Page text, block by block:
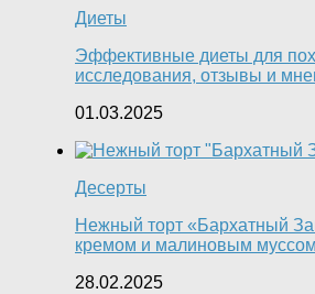
Диеты
Эффективные диеты для
исследования, отзывы и
01.03.2025
Десерты
Нежный торт «Бархатный
кремом и малиновым муссом
28.02.2025